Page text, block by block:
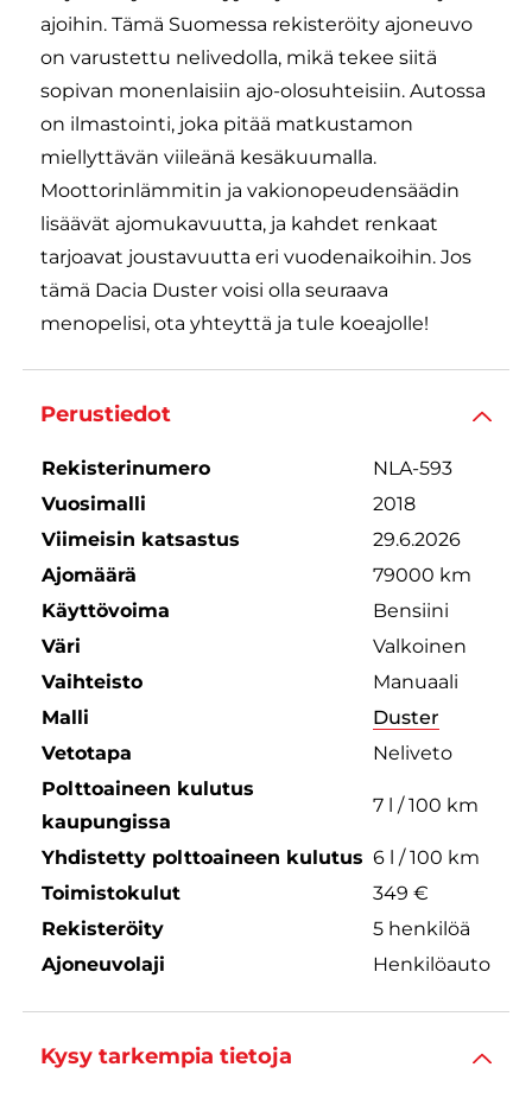
ajoihin. Tämä Suomessa rekisteröity ajoneuvo
on varustettu nelivedolla, mikä tekee siitä
sopivan monenlaisiin ajo-olosuhteisiin. Autossa
on ilmastointi, joka pitää matkustamon
miellyttävän viileänä kesäkuumalla.
Moottorinlämmitin ja vakionopeudensäädin
lisäävät ajomukavuutta, ja kahdet renkaat
tarjoavat joustavuutta eri vuodenaikoihin. Jos
tämä Dacia Duster voisi olla seuraava
menopelisi, ota yhteyttä ja tule koeajolle!
Perustiedot
Rekisterinumero
NLA-593
Vuosimalli
2018
Viimeisin katsastus
29.6.2026
Ajomäärä
79000 km
Käyttövoima
Bensiini
Väri
Valkoinen
Vaihteisto
Manuaali
Malli
Duster
Vetotapa
Neliveto
Polttoaineen kulutus
kaupungissa
7 l / 100 km
Yhdistetty polttoaineen kulutus 6 l / 100 km
Toimistokulut
349 €
Rekisteröity
5 henkilöä
Ajoneuvolaji
Henkilöauto
Kysy tarkempia tietoja